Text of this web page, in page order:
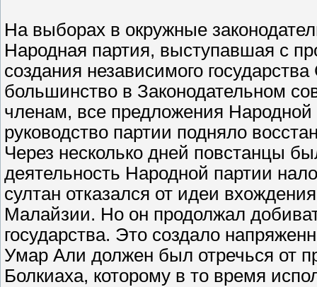
На выборах в окружные
Народная партия, выступавшая с
создания независимого
большинство в Законодательном
членам, все предложения
руководство партии подняло
Через несколько дней повстанцы
деятельность Народной партии
султан отказался от идеи
Малайзии. Но он продолжал
государства. Это создало
Умар Али должен был отречься от
Болкиаха, которому в то время